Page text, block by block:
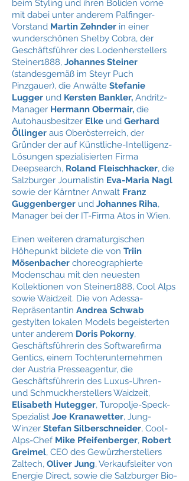
beim Styling und ihren Boliden vorne
mit dabei unter anderem Palfinger-
Vorstand Martin Zehnder in einer
wunderschönen Shelby Cobra, der
Geschäftsführer des Lodenherstellers
Steiner1888, Johannes Steiner
(standesgemäß im Steyr Puch
Pinzgauer), die Anwälte Stefanie
Lugger und Kersten Bankler, Andritz-
Manager Hermann Obermair, die
Autohausbesitzer Elke und Gerhard
Öllinger aus Oberösterreich, der
Gründer der auf Künstliche-Intelligenz-
Lösungen spezialisierten Firma
Deepsearch, Roland Fleischhacker, die
Salzburger Journalistin Eva-Maria Nagl
sowie der Kärntner Anwalt Franz
Guggenberger und Johannes Riha,
Manager bei der IT-Firma Atos in Wien.
Einen weiteren dramaturgischen
Höhepunkt bildete die von Triin
Mösenbacher choreographierte
Modenschau mit den neuesten
Kollektionen von Steiner1888, Cool Alps
sowie Waidzeit. Die von Adessa-
Repräsentantin Andrea Schwab
gestylten lokalen Models begeisterten
unter anderem Doris Pokorny,
Geschäftsführerin des Softwarefirma
Gentics, einem Tochterunternehmen
der Austria Presseagentur, die
Geschäftsführerin des Luxus-Uhren-
und Schmuckherstellers Waidzeit,
Elisabeth Hutegger, Turopolje-Speck-
Spezialist Joe Kranawetter, Jung-
Winzer Stefan Silberschneider, Cool-
Alps-Chef Mike Pfeifenberger, Robert
Greimel, CEO des Gewürzherstellers
Zaltech, Oliver Jung, Verkaufsleiter von
Energie Direct, sowie die Salzburger Bio-